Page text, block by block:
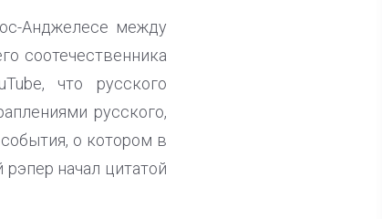
Анджелесе между
соотечественника
что русского
русского,
о котором в
начал цитатой